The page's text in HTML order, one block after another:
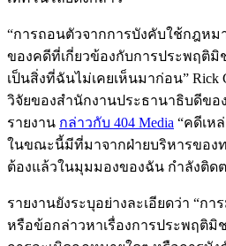
“การถอนตัวจากการบังคับใช้กฎหม
ของคดีที่เกี่ยวข้องกับการประพฤติ
เป็นสิ่งที่ฉันไม่เคยเห็นมาก่อน” Rick
วิจัยของสำนักงานประธานาธิบดีของ
รายงาน กล่าวกับ 404 Media “คดีเห
ในขณะนี้มีที่มาจากฝ่ายบริหารของ
ต้องแล้วในมุมมองของฉัน กำลังติด
รายงานยังระบุอย่างละเอียดว่า “ก
หรือข้อกล่าวหาเรื่องการประพฤติ